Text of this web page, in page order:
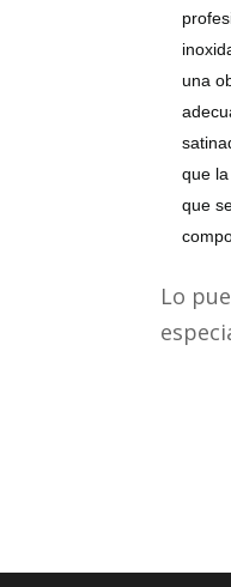
una
que
que
Lo